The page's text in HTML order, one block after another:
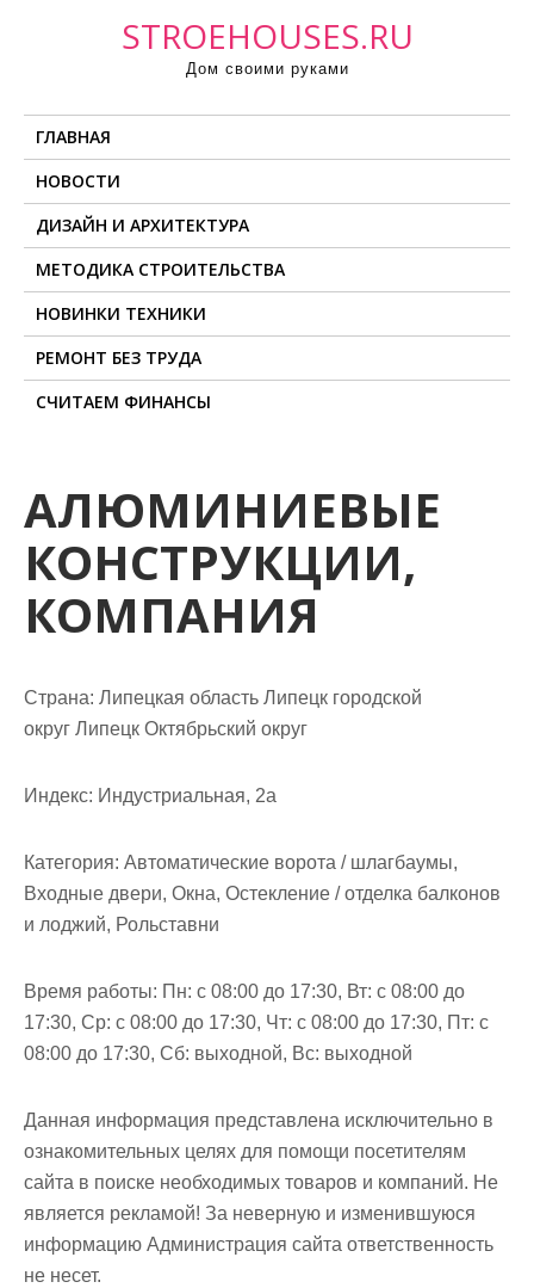
STROEHOUSES.RU
Дом своими руками
ГЛАВНАЯ
НОВОСТИ
ДИЗАЙН И АРХИТЕКТУРА
МЕТОДИКА СТРОИТЕЛЬСТВА
НОВИНКИ ТЕХНИКИ
РЕМОНТ БЕЗ ТРУДА
СЧИТАЕМ ФИНАНСЫ
АЛЮМИНИЕВЫЕ
КОНСТРУКЦИИ,
КОМПАНИЯ
Страна: Липецкая область Липецк городской
округ Липецк Октябрьский округ
Индекс: Индустриальная, 2а
Категория: Автоматические ворота / шлагбаумы,
Входные двери, Окна, Остекление / отделка балконов
и лоджий, Рольставни
Время работы: Пн: с 08:00 до 17:30, Вт: с 08:00 до
17:30, Ср: с 08:00 до 17:30, Чт: с 08:00 до 17:30, Пт: с
08:00 до 17:30, Сб: выходной, Вс: выходной
Данная информация представлена исключительно в
ознакомительных целях для помощи посетителям
сайта в поиске необходимых товаров и компаний. Не
является рекламой! За неверную и изменившуюся
информацию Администрация сайта ответственность
не несет.